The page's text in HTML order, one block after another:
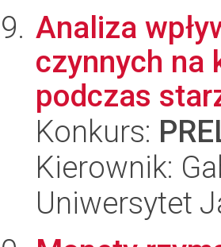
Analiza
czynnych na
podczas
Konkurs:
Kierownik:
Uniwersytet